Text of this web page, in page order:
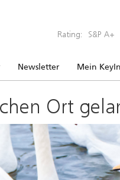
Rating: S&P A+
Newsletter Mein
Ort